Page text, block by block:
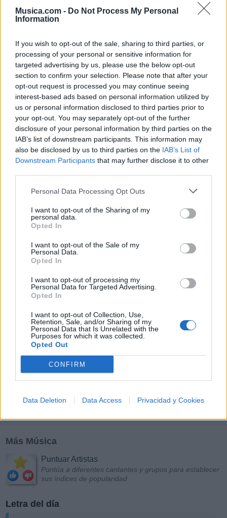
Musica.com - Do Not Process My Personal
Information
If you wish to opt-out of the sale, sharing to third parties, or
processing of your personal or sensitive information for
targeted advertising by us, please use the below opt-out
section to confirm your selection. Please note that after your
opt-out request is processed you may continue seeing
interest-based ads based on personal information utilized by
us or personal information disclosed to third parties prior to
your opt-out. You may separately opt-out of the further
disclosure of your personal information by third parties on the
IAB’s list of downstream participants. This information may
also be disclosed by us to third parties on the IAB’s List of
Downstream Participants that may further disclose it to other
Personal Data Processing Opt Outs
I want to opt-out of the Sharing of my
personal data.
Opted In
I want to opt-out of the Sale of my
Personal Data.
Opted In
I want to opt-out of processing my
Personal Data for Targeted Advertising.
Opted In
I want to opt-out of Collection, Use,
Retention, Sale, and/or Sharing of my
Personal Data that Is Unrelated with the
Purposes for which it was collected.
Opted Out
CONFIRM
Data Deletion Data Access Privacidad y Cookies
Añadir un comentario ...
🪐🚀 Canciones para Ver las Estrellas:
Psicodelia y Space Rock 🎸✨
🌌🚀 Viaje intergaláctico: la mejor selección de
psicodelia, space rock y atmósferas cósmicas para
tus noches de astronomía. 🪐🎸 Desconecta, mira
al firmamento y siente la gravedad cero. 💾 ¡Guarda
esta colección para tu próxima noche estrellada!
✨⭐
Letras Top Artistas Playlists
B C D E F G H K
O
Z #
Más Música
Puntuar Artistas
Puntúa a diferentes cantantes y grupos para establecer
sus índices de popularidad
Letra del día